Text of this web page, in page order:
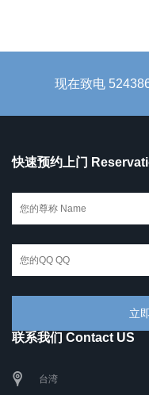
现在致电
快速预约上门
联系我们 Contact US
台湾